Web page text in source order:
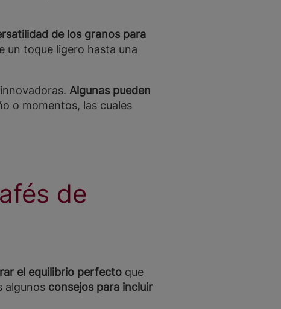
de los granos para
un toque ligero hasta una
Algunas pueden
o momentos, las cuales
de
el equilibrio perfecto que
algunos consejos para incluir